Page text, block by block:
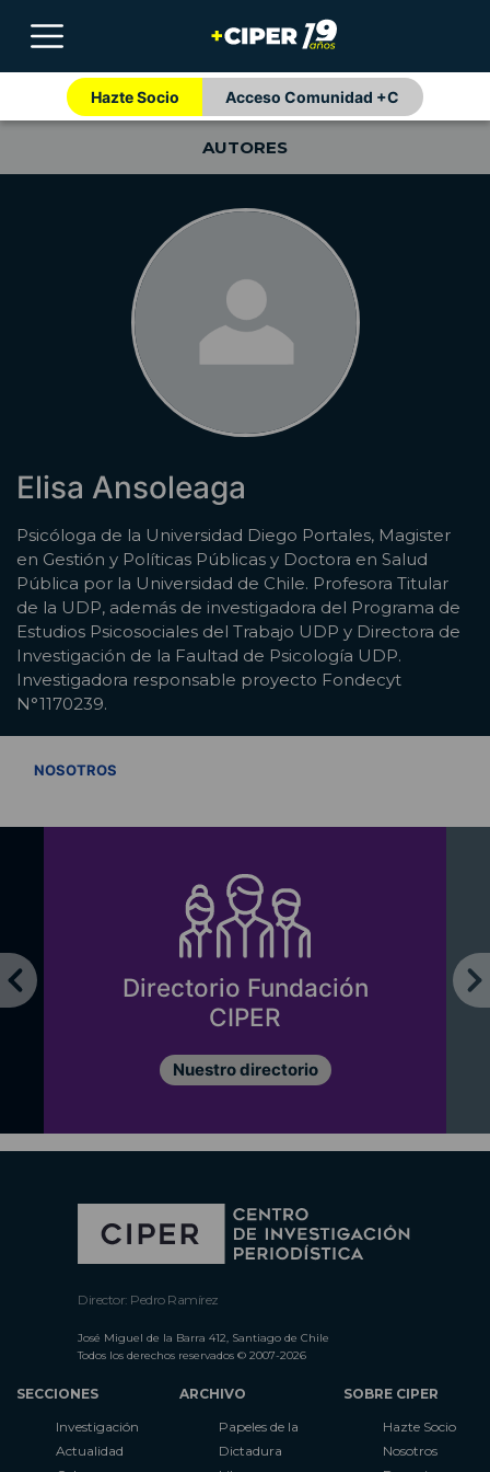
Hazte Socio Acceso Comunidad +C
AUTORES
Elisa Ansoleaga
Psicóloga de la Universidad Diego Portales, Magister
en Gestión y Políticas Públicas y Doctora en Salud
Pública por la Universidad de Chile. Profesora Titular
de la UDP, además de investigadora del Programa de
Estudios Psicosociales del Trabajo UDP y Directora de
Investigación de la Faultad de Psicología UDP.
Investigadora responsable proyecto Fondecyt
N°1170239.
NOSOTROS
Directorio Fundación
CIPER
Nuestro directorio
Director: Pedro Ramírez
José Miguel de la Barra 412, Santiago de Chile
Todos los derechos reservados © 2007-2026
SECCIONES
Investigación
Actualidad
ARCHIVO
Papeles de la
Dictadura
SOBRE CIPER
Hazte Socio
Nosotros